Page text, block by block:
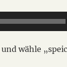
und wähle